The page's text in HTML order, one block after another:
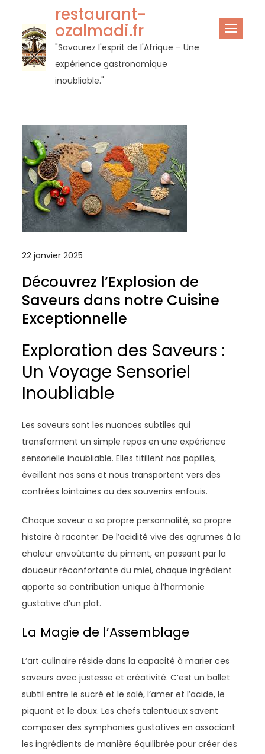
contenu
restaurant-
ozalmadi.fr
"Savourez l'esprit de l'Afrique – Une
expérience gastronomique
inoubliable."
22 janvier 2025
Découvrez l’Explosion de
Saveurs dans notre Cuisine
Exceptionnelle
Exploration des Saveurs :
Un Voyage Sensoriel
Inoubliable
Les saveurs sont les nuances subtiles qui
transforment un simple repas en une expérience
sensorielle inoubliable. Elles titillent nos papilles,
éveillent nos sens et nous transportent vers des
contrées lointaines ou des souvenirs enfouis.
Chaque saveur a sa propre personnalité, sa propre
histoire à raconter. De l’acidité vive des agrumes à la
chaleur envoûtante du piment, en passant par la
douceur réconfortante du miel, chaque ingrédient
apporte sa contribution unique à l’harmonie
gustative d’un plat.
La Magie de l’Assemblage
L’art culinaire réside dans la capacité à marier ces
saveurs avec justesse et créativité. C’est un ballet
subtil entre le sucré et le salé, l’amer et l’acide, le
piquant et le doux. Les chefs talentueux savent
composer des symphonies gustatives en associant
les ingrédients de manière équilibrée pour créer des